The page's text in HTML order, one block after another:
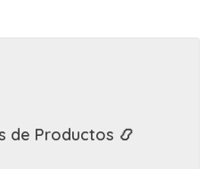
de Productos 📿